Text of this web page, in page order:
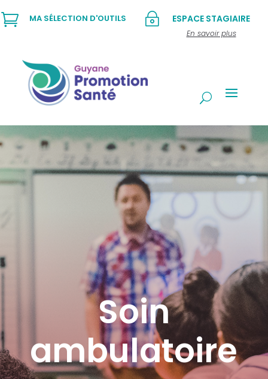
~ ESPACE STAGIAIRE
En savoir plus
 MA SÉLECTION D'OUTILS
Soin
ambulatoire